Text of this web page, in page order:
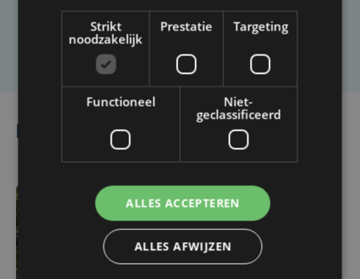
Laat het ons weten
Lees ook
ma 3 augustus | 17:15
Droogte treft
aardappelteelt: "Op
sommige percelen
Strikt
noodzakelijk
Prestatie Targeting
Functioneel
Niet-
geclassificeerd
ALLES ACCEPTEREN
ALLES AFWIJZEN